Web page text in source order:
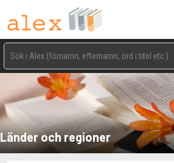
Länder och regioner